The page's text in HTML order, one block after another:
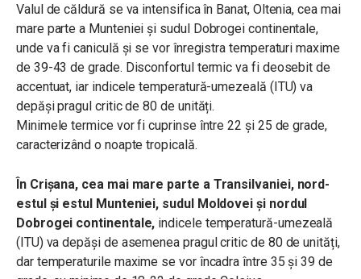
Valul de căldură se va intensifica în Banat, Oltenia, cea mai
mare parte a Munteniei și sudul Dobrogei continentale,
unde va fi caniculă și se vor înregistra temperaturi maxime
de 39-43 de grade. Disconfortul termic va fi deosebit de
accentuat, iar indicele temperatură-umezeală (ITU) va
depăși pragul critic de 80 de unități.
Minimele termice vor fi cuprinse între 22 și 25 de grade,
caracterizând o noapte tropicală.
În Crișana, cea mai mare parte a Transilvaniei, nord-
estul și estul Munteniei, sudul Moldovei și nordul
Dobrogei continentale, indicele temperatură-umezeală
(ITU) va depăși de asemenea pragul critic de 80 de unități,
dar temperaturile maxime se vor încadra între 35 și 39 de